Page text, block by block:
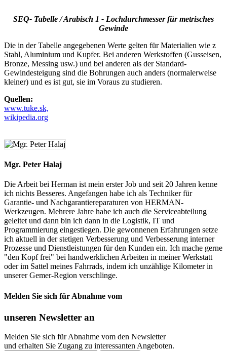
SEQ- Tabelle / Arabisch 1 - Lochdurchmesser für metrisches
Gewinde
Die in der Tabelle angegebenen Werte gelten für Materialien wie z
Stahl, Aluminium und Kupfer. Bei anderen Werkstoffen (Gusseisen,
Bronze, Messing usw.) und bei anderen als der Standard-
Gewindesteigung sind die Bohrungen auch anders (normalerweise
kleiner) und es ist gut, sie im Voraus zu studieren.
Quellen:
www.tuke.sk,
wikipedia.org
Mgr. Peter Halaj
Die Arbeit bei Herman ist mein erster Job und seit 20 Jahren kenne
ich nichts Besseres. Angefangen habe ich als Techniker für
Garantie- und Nachgarantiereparaturen von HERMAN-
Werkzeugen. Mehrere Jahre habe ich auch die Serviceabteilung
geleitet und dann bin ich dann in die Logistik, IT und
Programmierung eingestiegen. Die gewonnenen Erfahrungen setze
ich aktuell in der stetigen Verbesserung und Verbesserung interner
Prozesse und Dienstleistungen für den Kunden ein. Ich mache gerne
"den Kopf frei" bei handwerklichen Arbeiten in meiner Werkstatt
oder im Sattel meines Fahrrads, indem ich unzählige Kilometer in
unserer Gemer-Region verschlinge.
Melden Sie sich für Abnahme vom
unseren Newsletter an
Melden Sie sich für Abnahme vom den Newsletter
und erhalten Sie Zugang zu interessanten Angeboten.